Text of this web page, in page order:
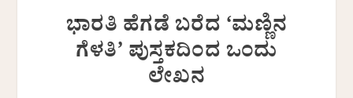
ಭಾರತಿ ಹೆಗಡೆ ಬರೆದ ‘ಮಣ್ಣಿನ
ಗೆಳತಿ’ ಪುಸ್ತಕದಿಂದ ಒಂದು
ಲೇಖನ